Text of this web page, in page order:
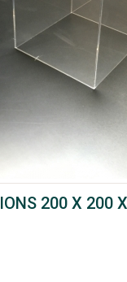
200 X 200